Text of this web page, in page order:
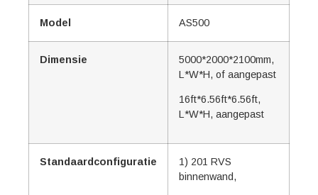
Model AS500
Dimensie
5000*2000*2100mm,
L*W*H, of aangepast
16ft*6.56ft*6.56ft,
L*W*H, aangepast
Standaardconfiguratie
1) 201 RVS
binnenwand,